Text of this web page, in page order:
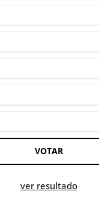
VOTAR
ver resultado